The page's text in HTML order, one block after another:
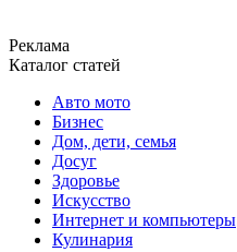
Реклама
Каталог статей
Авто мото
Бизнес
Дом, дети, семья
Досуг
Здоровье
Искусство
Интернет и компьютеры
Кулинария